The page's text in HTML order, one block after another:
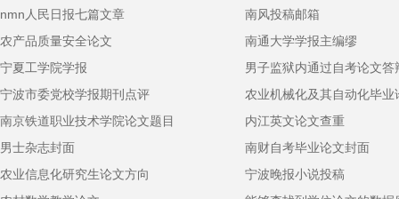
nmn人民日报七篇文章
南风投稿邮箱
农产品质量安全论文
南通大学学报主编缪
宁夏工学院学报
男子监狱内通过自考论文答
宁波市委党校学报期刊点评
农业机械化及其自动化毕业
南京铁道职业技术学院论文题目
内江英文论文查重
男士杂志封面
南财自考毕业论文封面
农业信息化研究生论文方向
宁波晚报小说投稿